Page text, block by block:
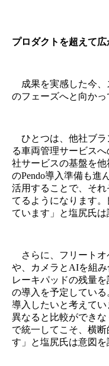
プロダクトを超えて広
成果を実感した今、
のフェーズへと向かっ
ひとつは、他社ブラ
る車両管理サービス
社サービスの基盤を
のPendo導入準備も進
活用することで、そ
てるようになります
ています」と塩尻氏は
さらに、フリートオ
や、カメラとAIを組
レーキパッドの残量
の導入を予定している
導入したいと考えて
異なると比較ができ
で統一してこそ、横
す」と塩尻氏は意図を